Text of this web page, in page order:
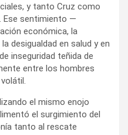
y tanto Cruz como
Ese sentimiento —
económica, la
desigualdad en salud y en
inseguridad teñida de
entre los hombres
el mismo enojo
el surgimiento del
tanto al rescate